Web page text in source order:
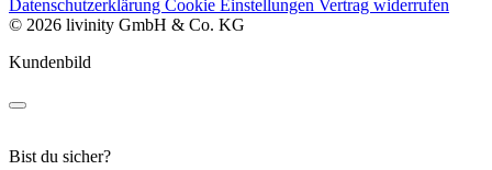
Datenschutzerklärung Cookie Einstellungen Vertrag widerrufen
© 2026 livinity GmbH & Co. KG
Kundenbild
Bist du sicher?